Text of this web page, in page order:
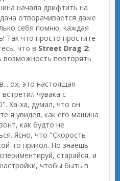
начала дрифтить на
отворачивается даже
себя помню, каждая
Так что просто простите
что в Street Drag 2:
возможность повторять
ох, это настоящая
чувака с
Ха-ха, думал, что он
я увидел, как его машина
как будто не
Ясно, что "Скорость
то прикол. Но знаешь
старайся, и
чтобы быть в